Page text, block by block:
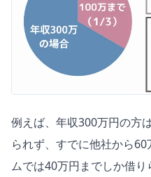
例えば、年収300万円の方
られず、すでに他社から
ムでは40万円までしか借り